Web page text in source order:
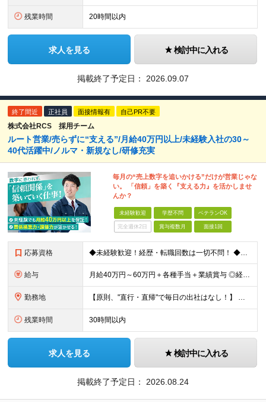
残業時間 20時間以内
求人を見る 検討中に入れる
掲載終了予定日： 2026.09.07
終了間近 正社員 面接情報有 自己PR不要
株式会社RCS 採用チーム
ルート営業/売らずに“支える”/月給40万円以上/未経験入社の30～
40代活躍中/ノルマ・新規なし/研修充実
毎月の“売上数字を追いかける”だけが営業じゃな
い。 「信頼」を築く『支える力』を活かしませ
んか？
未経験歓迎 学歴不問 ベテランOK
完全週休2日 賞与複数月 面接1回
応募資格 ◆未経験歓迎！経歴・転職回数は一切不問！ ◆異業界出身の30代・40代も活躍中！ ◆U・Iターン希望の方も歓迎（引越費用規定あり） 【応募要件】 ■高卒以上 ■普通自動車運転免許（AT限定可） ■基
給与 月給40万円～60万円＋各種手当＋業績賞与 ◎経験や能力等を考慮し、優遇いたします！ ◎成果により業績賞与を年2回支給します！ 上記月給には、固定残業代として 「60,800円～95,000円（28
勤務地 【原則、"直行・直帰"で毎日の出社はなし！】 東京・埼玉・千葉・神奈川などを中心とした 周辺エリアの現場に「直行・直帰」となります！ ■関東第一第二支部 埼玉県八潮市大字二丁目1142-2 ◎最寄り
残業時間 30時間以内
求人を見る 検討中に入れる
掲載終了予定日： 2026.08.24